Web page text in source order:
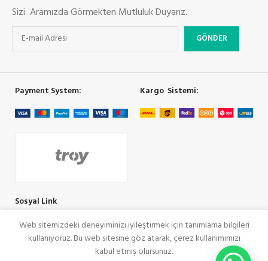
Sizi Aramızda Görmekten Mutluluk Duyarız.
Payment System: Kargo Sistemi:
Sosyal Link
SeoRey Tarafından Yapılmıştır. Tüm Hakları Saklıdır
Web sitemizdeki deneyiminizi iyileştirmek için tanımlama bilgileri
kullanıyoruz. Bu web sitesine göz atarak, çerez kullanımımızı
kabul etmiş olursunuz.